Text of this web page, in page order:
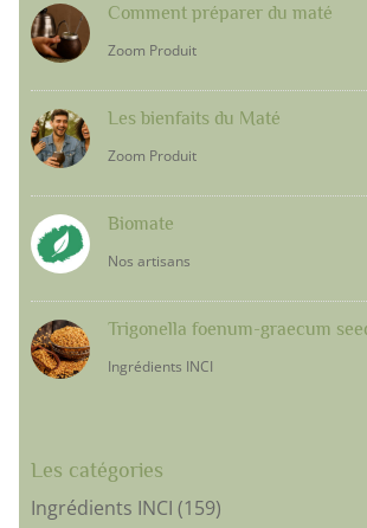
Comment préparer du maté
Zoom Produit
Les bienfaits du Maté
Zoom Produit
Biomate
Nos artisans
Trigonella foenum-graecum
Ingrédients INCI
Les catégories
Ingrédients INCI (159)